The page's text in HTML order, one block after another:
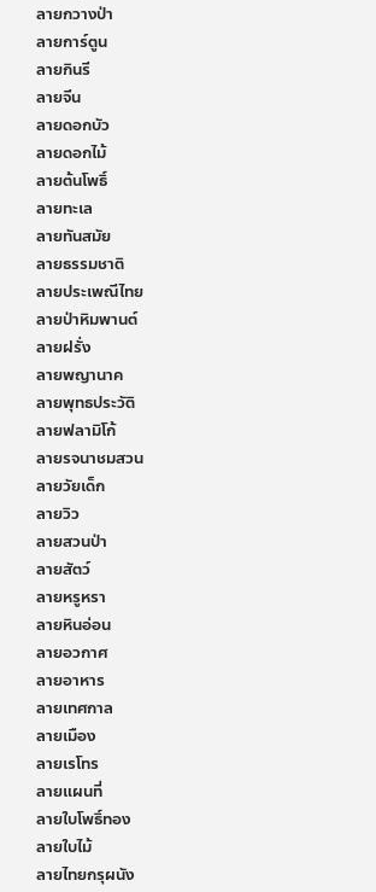
ลายกวางป่า
ลายการ์ตูน
ลายกินรี
ลายจีน
ลายดอกบัว
ลายดอกไม้
ลายต้นโพธิ์
ลายทะเล
ลายทันสมัย
ลายธรรมชาติ
ลายประเพณีไทย
ลายป่าหิมพานต์
ลายฝรั่ง
ลายพญานาค
ลายพุทธประวัติ
ลายฟลามิโก้
ลายรจนาชมสวน
ลายวัยเด็ก
ลายวิว
ลายสวนป่า
ลายสัตว์
ลายหรูหรา
ลายหินอ่อน
ลายอวกาศ
ลายอาหาร
ลายเทศกาล
ลายเมือง
ลายเรโทร
ลายแผนที่
ลายใบโพธิ์ทอง
ลายใบไม้
ลายไทยกรุผนัง